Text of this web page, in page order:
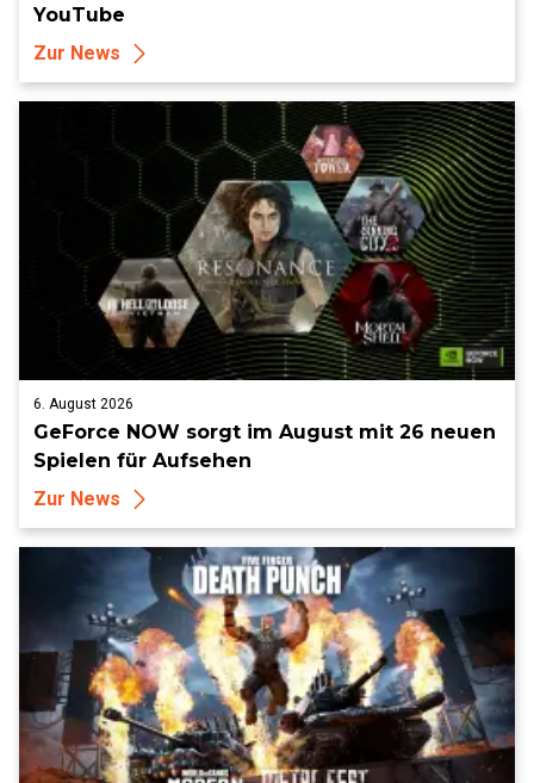
YouTube
Zur News
6. August 2026
GeForce NOW sorgt im August mit 26 neuen
Spielen für Aufsehen
Zur News